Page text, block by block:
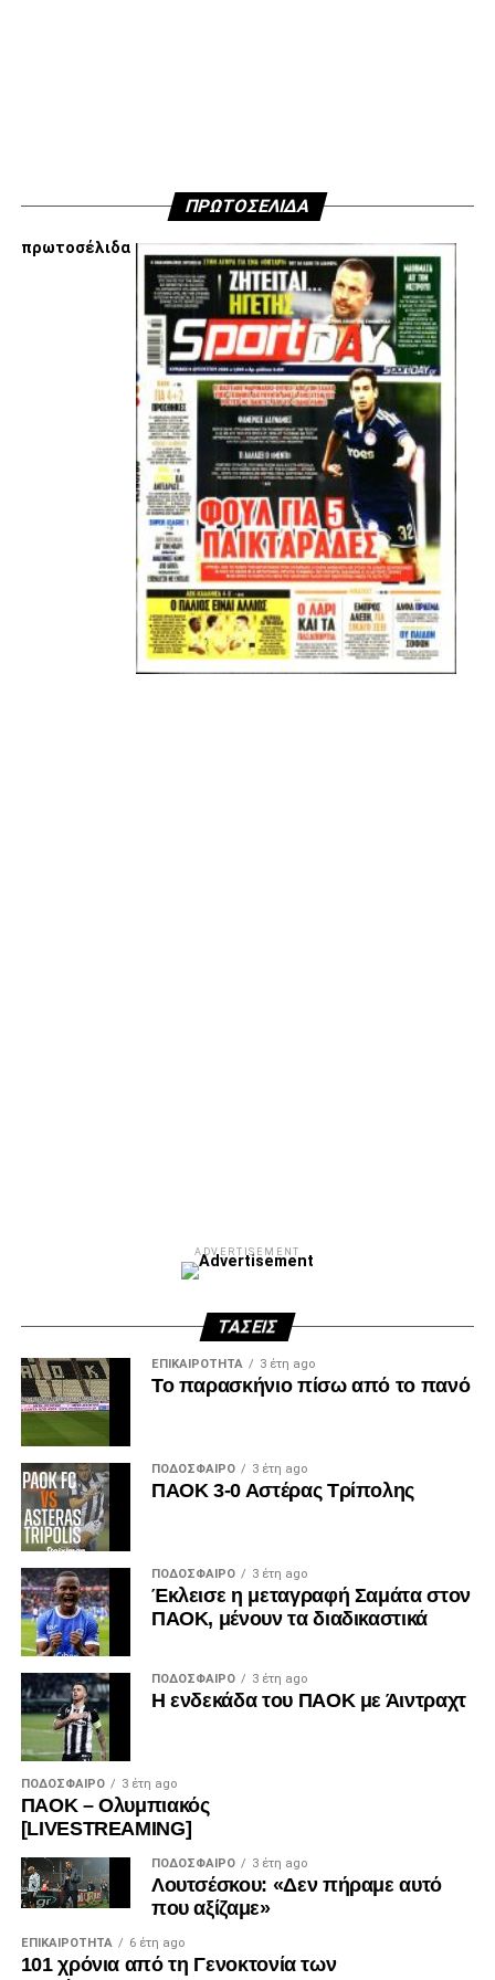
Εμείς είμαστε μόνο Π.Α.Ο.Κ.
Μόνο τα 4 γράμματα έχουν σημασία για εμάς και
ΚΑΝΕΝΑΣ δεν είναι πάνω απο αυτά τα ιερά γράμματα.
ADVERTISEMENT
ΑΜΠΑΛΑΕΑ, ΜΑΚΕΔΟΝΕΣ, ΤΟΥΜΠΑ, #031#
ΠΡΩΤΟΣΕΛΙΔΑ
πρωτοσέλιδα
ADVERTISEMENT
ΤΆΣΕΙΣ
ΕΠΙΚΑΙΡΌΤΗΤΑ 3 έτη ago
Το παρασκήνιο πίσω από το πανό
ΠΟΔΌΣΦΑΙΡΟ 3 έτη ago
ΠΑΟΚ 3-0 Αστέρας Τρίπολης
ΠΟΔΌΣΦΑΙΡΟ 3 έτη ago
Έκλεισε η μεταγραφή Σαμάτα στον
ΠΑΟΚ, μένουν τα διαδικαστικά
ΠΟΔΌΣΦΑΙΡΟ 3 έτη ago
Η ενδεκάδα του ΠΑΟΚ με Άιντραχτ
ΠΟΔΌΣΦΑΙΡΟ 3 έτη ago
ΠΑΟΚ – Ολυμπιακός
[LIVESTREAMING]
ΠΟΔΌΣΦΑΙΡΟ 3 έτη ago
Λουτσέσκου: «Δεν πήραμε αυτό
που αξίζαμε»
ΕΠΙΚΑΙΡΌΤΗΤΑ 6 έτη ago
101 χρόνια από τη Γενοκτονία των